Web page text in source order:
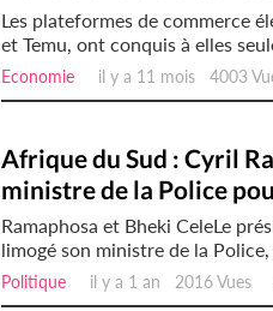
Les plateformes de commerce
et Temu, ont conquis à elles
Economie il y a 11 mois 4003
Afrique du Sud : Cyril
ministre de la Police
Ramaphosa et Bheki CeleLe
limogé son ministre de la Police,
Politique il y a 1 an 2016 Vues